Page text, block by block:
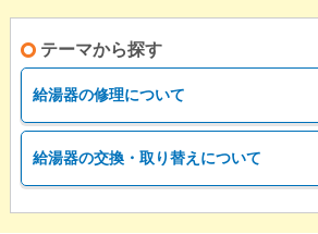
テーマから探す
給湯器の修理について
給湯器の交換・取り替えについて